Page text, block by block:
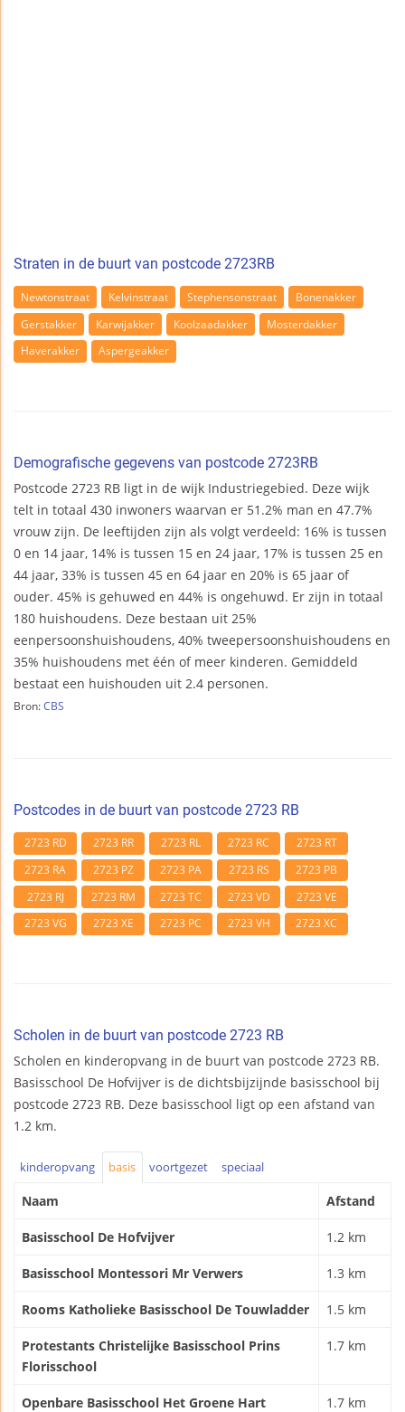
Straten in de buurt van postcode 2723RB
Newtonstraat Kelvinstraat Stephensonstraat
Bonenakker
Gerstakker
Karwijakker Koolzaadakker
Mosterdakker
Haverakker
Aspergeakker
Demografische gegevens van postcode 2723RB
Postcode 2723 RB ligt in de wijk Industriegebied. Deze wijk
telt in totaal 430 inwoners waarvan er 51.2% man en 47.7%
vrouw zijn. De leeftijden zijn als volgt verdeeld: 16% is tussen
0 en 14 jaar, 14% is tussen 15 en 24 jaar, 17% is tussen 25 en
44 jaar, 33% is tussen 45 en 64 jaar en 20% is 65 jaar of
ouder. 45% is gehuwed en 44% is ongehuwd. Er zijn in totaal
180 huishoudens. Deze bestaan uit 25%
eenpersoonshuishoudens, 40% tweepersoonshuishoudens en
35% huishoudens met één of meer kinderen. Gemiddeld
bestaat een huishouden uit 2.4 personen.
Bron: CBS
Postcodes in de buurt van postcode 2723 RB
2723 RD 2723 RR 2723 RL 2723 RC
2723 RT
2723 RA
2723 PZ 2723 PA 2723 RS
2723 PB
2723 RJ
2723 RM 2723 TC 2723 VD
2723 VE
2723 VG
2723 XE 2723 PC 2723 VH 2723 XC
Scholen in de buurt van postcode 2723 RB
Scholen en kinderopvang in de buurt van postcode 2723 RB.
Basisschool De Hofvijver is de dichtsbijzijnde basisschool bij
postcode 2723 RB. Deze basisschool ligt op een afstand van
1.2 km.
kinderopvang basis voortgezet speciaal
Naam Afstand
Basisschool De Hofvijver 1.2 km
Basisschool Montessori Mr Verwers 1.3 km
Rooms Katholieke Basisschool De Touwladder 1.5 km
Protestants Christelijke Basisschool Prins
Florisschool
1.7 km
Openbare Basisschool Het Groene Hart 1.7 km